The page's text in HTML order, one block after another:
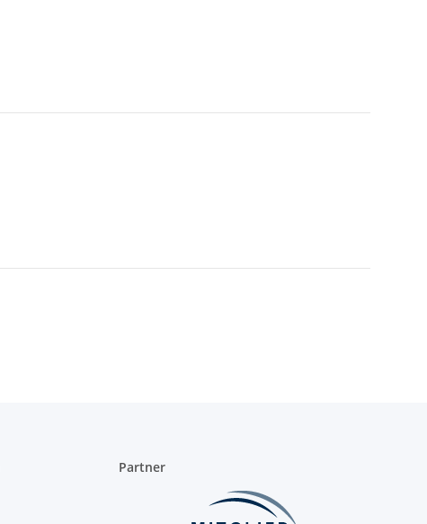
Partner